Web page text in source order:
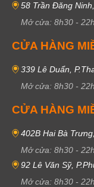
Sang chảnh
58 Trần Đăng
Mở cửa: 8h30 -
CỬA HÀNG
339 Lê Duẩn,
Mở cửa: 8h30 -
CỬA HÀNG
402B Hai Bà
Mở cửa: 8h30 -
92 Lê Văn Sỹ,
Mở cửa: 8h30 -